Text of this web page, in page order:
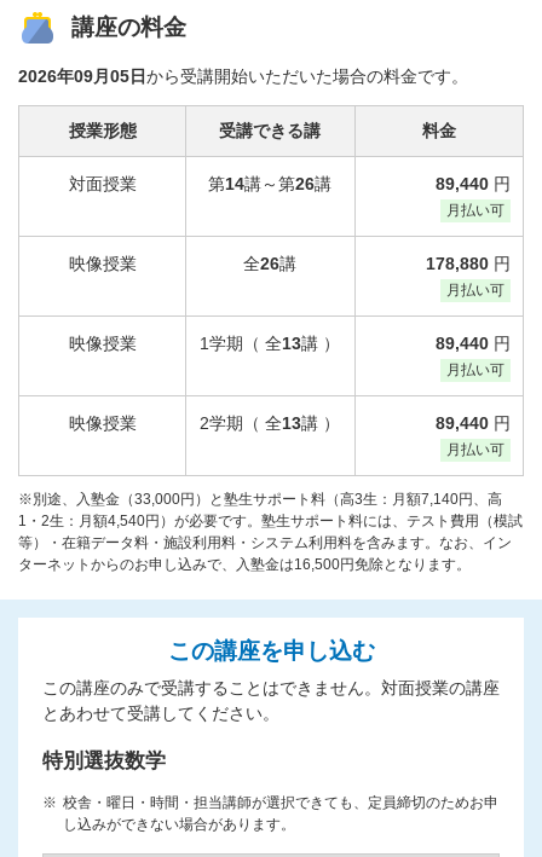
講座の料金
2026年09月05日から受講開始いただいた場合の料金です。
授業形態
対面授業
映像授業
映像授業
映像授業
受講できる講
第14講～第26講
全26講
1学期（ 全13講 ）
2学期（ 全13講 ）
料金
89,440 円
月払い可
178,880 円
月払い可
89,440 円
月払い可
89,440 円
月払い可
※別途、入塾金（33,000円）と塾生サポート料（高3生：月額7,140円、高
1・2生：月額4,540円）が必要です。塾生サポート料には、テスト費用（模試
等）・在籍データ料・施設利用料・システム利用料を含みます。なお、イン
ターネットからのお申し込みで、入塾金は16,500円免除となります。
この講座を申し込む
この講座のみで受講することはできません。対面授業の講座
とあわせて受講してください。
特別選抜数学
校舎・曜日・時間・担当講師が選択できても、定員締切のためお申
し込みができない場合があります。